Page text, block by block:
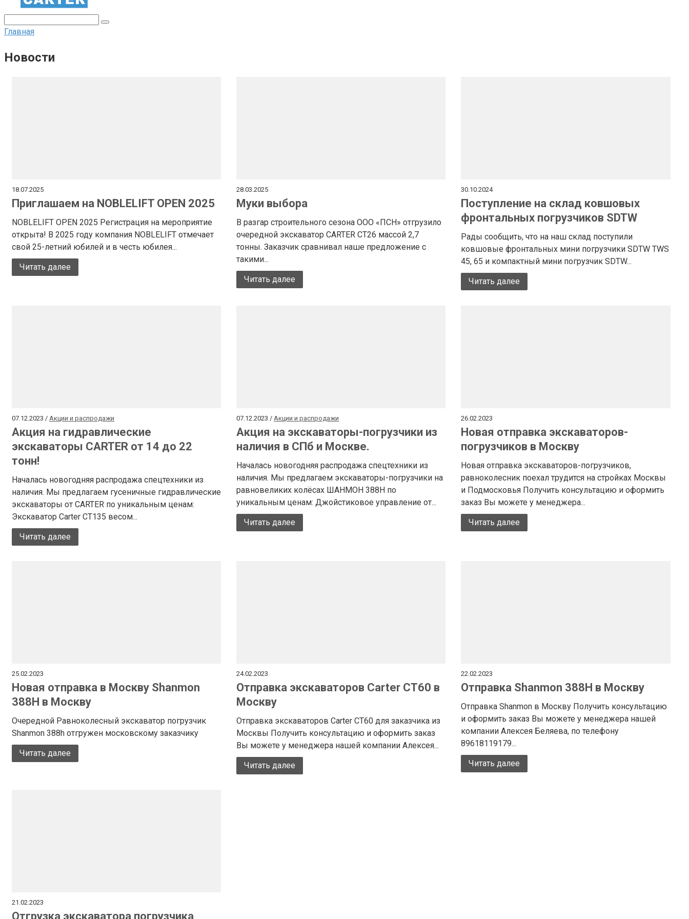
Главная
Новости
18.07.2025
Приглашаем на NOBLELIFT OPEN 2025
NOBLELIFT OPEN 2025 Регистрация на мероприятие
открыта! В 2025 году компания NOBLELIFT отмечает
свой 25-летний юбилей и в честь юбилея...
Читать далее
28.03.2025
Муки выбора
В разгар строительного сезона ООО «ПСН» отгрузило
очередной экскаватор CARTER CT26 массой 2,7
тонны. Заказчик сравнивал наше предложение с
такими...
Читать далее
30.10.2024
Поступление на склад ковшовых
фронтальных погрузчиков SDTW
Рады сообщить, что на наш склад поступили
ковшовые фронтальных мини погрузчики SDTW TWS
45, 65 и компактный мини погрузчик SDTW...
Читать далее
07.12.2023 / Акции и распродажи
Акция на гидравлические
экскаваторы CARTER от 14 до 22
тонн!
Началась новогодняя распродажа спецтехники из
наличия. Мы предлагаем гусеничные гидравлические
экскаваторы от CARTER по уникальным ценам:
Экскаватор Carter CT135 весом...
Читать далее
07.12.2023 / Акции и распродажи
Акция на экскаваторы-погрузчики из
наличия в СПб и Москве.
Началась новогодняя распродажа спецтехники из
наличия. Мы предлагаем экскаваторы-погрузчики на
равновеликих колёсах ШАНМОН 388Н по
уникальным ценам: Джойстиковое управление от...
Читать далее
26.02.2023
Новая отправка экскаваторов-
погрузчиков в Москву
Новая отправка экскаваторов-погрузчиков,
равноколесник поехал трудится на стройках Москвы
и Подмосковья Получить консультацию и оформить
заказ Вы можете у менеджера...
Читать далее
25.02.2023
Новая отправка в Москву Shanmon
388H в Москву
Очередной Равноколесный экскаватор погрузчик
Shanmon 388h отгружен московскому заказчику
Читать далее
24.02.2023
Отправка экскаваторов Carter CT60 в
Москву
Отправка экскаваторов Carter CT60 для заказчика из
Москвы Получить консультацию и оформить заказ
Вы можете у менеджера нашей компании Алексея...
Читать далее
22.02.2023
Отправка Shanmon 388H в Москву
Отправка Shanmon в Москву Получить консультацию
и оформить заказ Вы можете у менеджера нашей
компании Алексея Беляева, по телефону
89618119179...
Читать далее
21.02.2023
Отгрузка экскаватора погрузчика